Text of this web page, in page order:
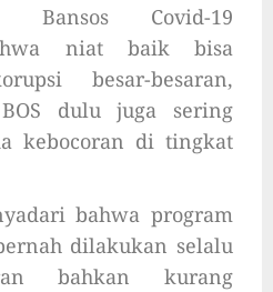
Bansos Covid-19
niat baik bisa
besar-besaran,
dulu juga sering
kebocoran di tingkat
bahwa program
dilakukan selalu
bahkan kurang